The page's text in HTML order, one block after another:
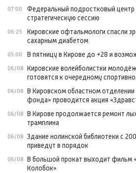
07:00
Федеральный подростковый центр
стратегическую сессию
06:25
Кировские офтальмологи спасли
сахарным диабетом
05:00 В пятницу в Кирове до +28 и
06/08 Кировские волейболистки
готовятся к очередному
06/08 В Кировском областном отделении
фонда» проводится акция
06/08 В Кирове продолжается ремонт
трамплина
06/08 Здание нолинской библиотеки с
приведут в порядок
06/08 В большой прокат выходит фильм
Колобок»